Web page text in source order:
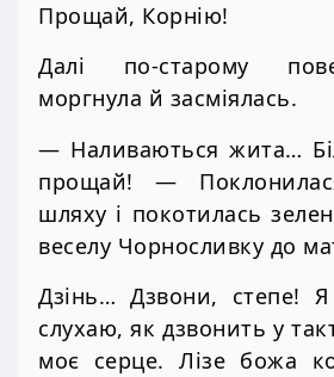
Прощай, Корнію!
Далі по-старому
моргнула й засміялась.
— Наливаються жита…
прощай! —
шляху і покотилась
веселу Чорносливку до
Дзінь… Дзвони, степе!
слухаю, як дзвонить у
моє серце. Лізе божа